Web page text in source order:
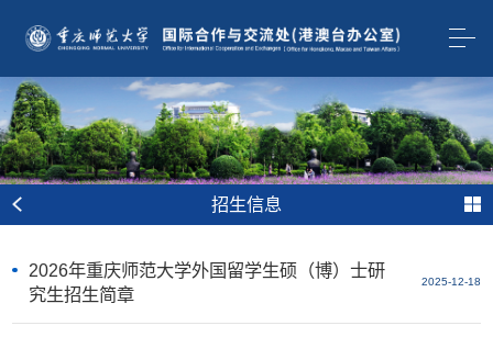
招生信息
2026年重庆师范大学外国留学生硕（博）士研
究生招生简章
2025-12-18